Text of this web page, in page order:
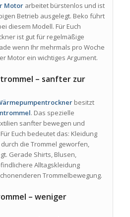
Motorarbeitet bürstenlos und ist
Betrieb ausgelegt. Beko führt
diesem Modell. Für Euch
ist gut für regelmäßige
wenn Ihr mehrmals pro Woche
Motor ein wichtiges Argument.
– sanfter zur
besitzt
. Das spezielle
sanfter bewegen und
Euch bedeutet das: Kleidung
die Trommel geworfen,
Gerade Shirts, Blusen,
Alltagskleidung
Trommelbewegung.
– weniger